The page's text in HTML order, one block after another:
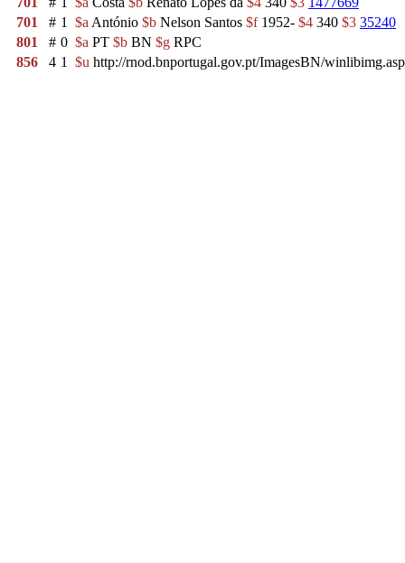
701
# 1 $a António $b Nelson Santos $f1952- $4 340 $3 35240
801
# 0 $a PT $b BN $g RPC
856
4 1 $u http://rnod.bnportugal.gov.pt/ImagesBN/